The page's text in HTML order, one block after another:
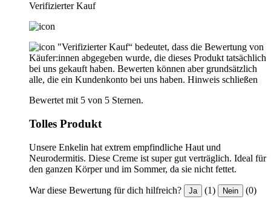
Verifizierter Kauf
"Verifizierter Kauf“ bedeutet, dass die Bewertung von
Käufer:innen abgegeben wurde, die dieses Produkt tatsächlich
bei uns gekauft haben. Bewerten können aber grundsätzlich
alle, die ein Kundenkonto bei uns haben. Hinweis schließen
Bewertet mit 5 von 5 Sternen.
Tolles Produkt
Unsere Enkelin hat extrem empfindliche Haut und
Neurodermitis. Diese Creme ist super gut verträglich. Ideal für
den ganzen Körper und im Sommer, da sie nicht fettet.
War diese Bewertung für dich hilfreich? Ja (1) Nein (0)